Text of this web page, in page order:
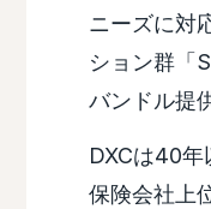
ニーズに対
ション群「
バンドル提
DXCは40年
保険会社上